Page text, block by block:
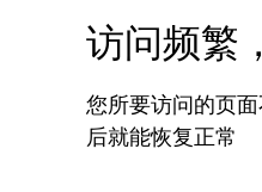
访问频繁
您所要访问的页
后就能恢复正常